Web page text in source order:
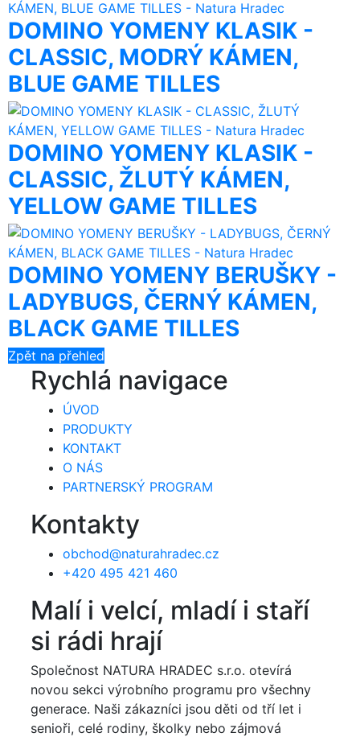
DOMINO YOMENY KLASIK -
CLASSIC, MODRÝ KÁMEN,
BLUE GAME TILLES
DOMINO YOMENY KLASIK -
CLASSIC, ŽLUTÝ KÁMEN,
YELLOW GAME TILLES
DOMINO YOMENY BERUŠKY -
LADYBUGS, ČERNÝ KÁMEN,
BLACK GAME TILLES
Zpět na přehled
Rychlá navigace
ÚVOD
PRODUKTY
KONTAKT
O NÁS
PARTNERSKÝ PROGRAM
Kontakty
obchod@naturahradec.cz
+420 495 421 460
Malí i velcí, mladí i staří
si rádi hrají
Společnost NATURA HRADEC s.r.o. otevírá
novou sekci výrobního programu pro všechny
generace. Naši zákazníci jsou děti od tří let i
senioři, celé rodiny, školky nebo zájmová